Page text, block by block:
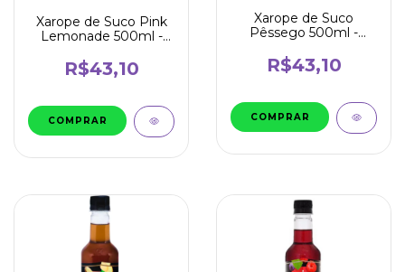
Xarope de Suco Pink
Lemonade 500ml -
R$43,10
Xarope de Suco
Pêssego 500ml -
R$43,10